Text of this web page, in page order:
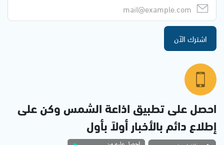
اشترك الآن
احصل على تطبيق اذاعة الشمس وكن على
إطلاع دائم بالأخبار أولاً بأول